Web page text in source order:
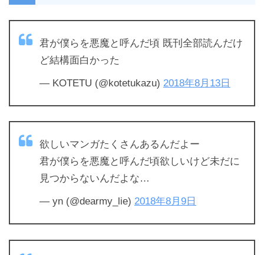
君が僕らを悪魔と呼んだ頃 既刊全部読んだけ
ど結構面白かった
— KOTETU (@kotetukazu) 2018年8月13日
欲しいマンガたくさんあるんだよー
君が僕らを悪魔と呼んだ頃欲しいけど未だに
見つからないんだよな…
— yn (@dearmy_lie) 2018年8月9日